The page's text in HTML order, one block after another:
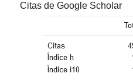
Citas de Google Scholar